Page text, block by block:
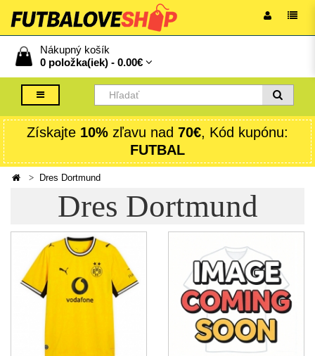
Nákupný košík
0 položka(iek) - 0.00€
Získajte 10% zľavu nad 70€, Kód kupónu:
FUTBAL
Dres Dortmund
Dres Dortmund